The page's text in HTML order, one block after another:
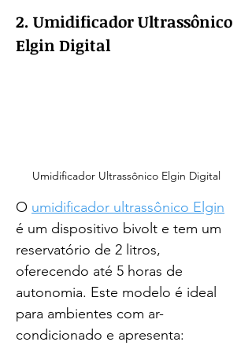
2. Umidificador Ultrassônico
Elgin Digital
Umidificador Ultrassônico Elgin Digital
O umidificador ultrassônico Elgin
é um dispositivo bivolt e tem um
reservatório de 2 litros,
oferecendo até 5 horas de
autonomia. Este modelo é ideal
para ambientes com ar-
condicionado e apresenta: